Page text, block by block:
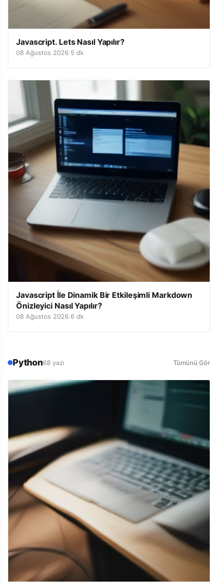
Javascript. Lets Nasıl Yapılır?
08 Ağustos 2026 5 dk
Javascript İle Dinamik Bir Etkileşimli Markdown
Önizleyici Nasıl Yapılır?
08 Ağustos 2026 6 dk
Python68 yazı Tümünü Gör